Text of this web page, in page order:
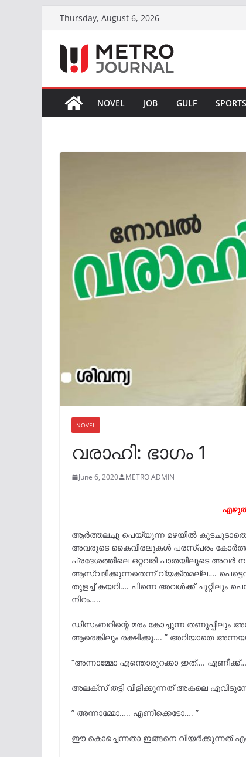
content
Thursday, August 6, 2026
NOVEL JOB GULF SPORTS
NOVEL
വരാഹി: ഭാഗം 1
June 6, 2020 METRO ADMIN
എ
ആർത്തലച്ചു പെയ്യുന്ന മഴയിൽ
അവരുടെ കൈവിരലുകൾ പരസ്പരം
പ്രദേശത്തിലെ ഒറ്റവരി പാതയിലൂടെ
ആസ്വദിക്കുന്നതെന്ന് വ്യക്തമല്ല….
തുളച്ച് കയറി…. പിന്നെ അവൾക്ക് ചുറ്റിലും
നിറം…..
ഡിസംബറിന്റെ മരം കോച്ചുന്ന തണുപ്പിലും
ആരെങ്കിലും രക്ഷിക്കൂ…. ” അറിയാതെ
“അന്നാമ്മോ എന്തൊരുറക്കാ ഇത്….
അലക്സ് തട്ടി വിളിക്കുന്നത് അകലെ
” അന്നാമ്മോ….. എണീക്കെടോ…. ”
ഈ കൊച്ചെന്നതാ ഇങ്ങനെ വിയർക്കുന്നത്